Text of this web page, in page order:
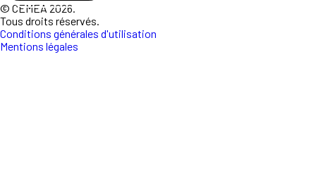
© CEMEA 2026.
Tous droits réservés.
Conditions générales d'utilisation
Mentions légales